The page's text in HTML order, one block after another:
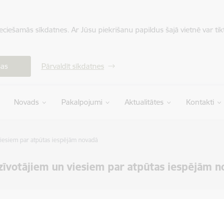
sīkdatnes. Ar Jūsu piekrišanu papildus šajā vietnē var
Pārvaldīt sīkdatnes
Novads Pakalpojumi Aktualitātes Kontakti
par atpūtas iespējām novadā
un viesiem par atpūtas iespējām